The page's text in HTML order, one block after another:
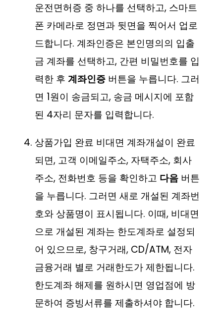
운전면허증 중 하나를 선택하고, 스마트
폰 카메라로 정면과 뒷면을 찍어서 업로
드합니다. 계좌인증은 본인명의의 입출
금 계좌를 선택하고, 간편 비밀번호를 입
력한 후 계좌인증 버튼을 누릅니다. 그러
면 1원이 송금되고, 송금 메시지에 포함
된 4자리 문자를 입력합니다.
상품가입 완료 비대면 계좌개설이 완료
되면, 고객 이메일주소, 자택주소, 회사
주소, 전화번호 등을 확인하고 다음 버튼
을 누릅니다. 그러면 새로 개설된 계좌번
호와 상품명이 표시됩니다. 이때, 비대면
으로 개설된 계좌는 한도계좌로 설정되
어 있으므로, 창구거래, CD/ATM, 전자
금융거래 별로 거래한도가 제한됩니다.
한도계좌 해제를 원하시면 영업점에 방
문하여 증빙서류를 제출하셔야 합니다.